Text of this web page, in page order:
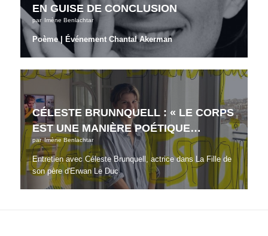
EN GUISE DE CONCLUSION
par Imène Benlachtar
Poème | Événement Chantal Akerman
CÉLESTE BRUNNQUELL : « LE CORPS
EST UNE MANIÈRE POÉTIQUE…
par Imène Benlachtar
Entretien avec Céleste Brunquell, actrice dans La Fille de
son père d'Erwan Le Duc